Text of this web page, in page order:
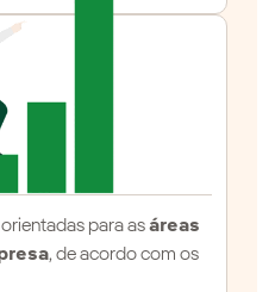
para asáreas
, de acordo com os